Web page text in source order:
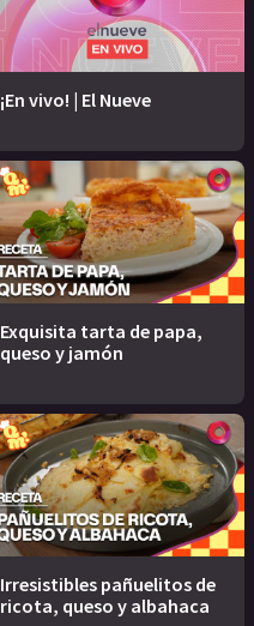
¡En vivo! | El Nueve
Exquisita tarta de papa,
queso y jamón
Irresistibles pañuelitos de
ricota, queso y albahaca